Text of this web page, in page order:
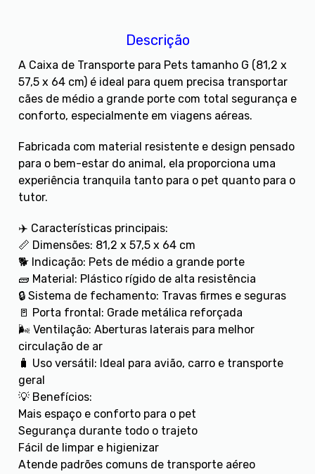
Descrição
A Caixa de Transporte para Pets tamanho G (81,2 x
57,5 x 64 cm) é ideal para quem precisa transportar
cães de médio a grande porte com total segurança e
conforto, especialmente em viagens aéreas.
Fabricada com material resistente e design pensado
para o bem-estar do animal, ela proporciona uma
experiência tranquila tanto para o pet quanto para o
tutor.
✈️ Características principais:
📏 Dimensões: 81,2 x 57,5 x 64 cm
🐕 Indicação: Pets de médio a grande porte
🧱 Material: Plástico rígido de alta resistência
🔒 Sistema de fechamento: Travas firmes e seguras
🚪 Porta frontal: Grade metálica reforçada
🌬️ Ventilação: Aberturas laterais para melhor
circulação de ar
🧳 Uso versátil: Ideal para avião, carro e transporte
geral
💡 Benefícios:
Mais espaço e conforto para o pet
Segurança durante todo o trajeto
Fácil de limpar e higienizar
Atende padrões comuns de transporte aéreo